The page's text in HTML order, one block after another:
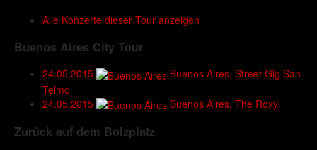
Alle Konzerte dieser Tour anzeigen
Buenos Aires City Tour
24.05.2015
Buenos Aires, Street Gig San
Telmo
24.05.2015
Buenos Aires, The Roxy
Zurück auf dem Bolzplatz